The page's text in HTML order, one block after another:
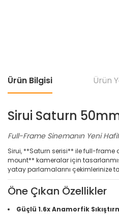
Ürün Bilgisi Ürün
Sirui Saturn
Full-Frame Sinemanın Yeni
Sirui, **Saturn serisi** ile full-frame
mount** kameralar için
yatay parlamalarını çekimlerinize
Öne Çıkan Özellikler
Güçlü 1.6x Anamorfik